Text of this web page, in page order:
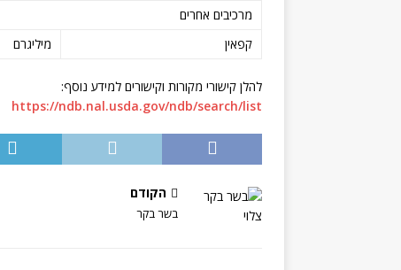
מרכיבים אחרים
קפאין
מיליגרם
להלן קישורי מקורות וקישורים למידע נוסף:
https://ndb.nal.usda.gov/ndb/search/list
הקודם
בשר בקר